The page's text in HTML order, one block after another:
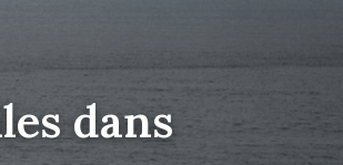
dans